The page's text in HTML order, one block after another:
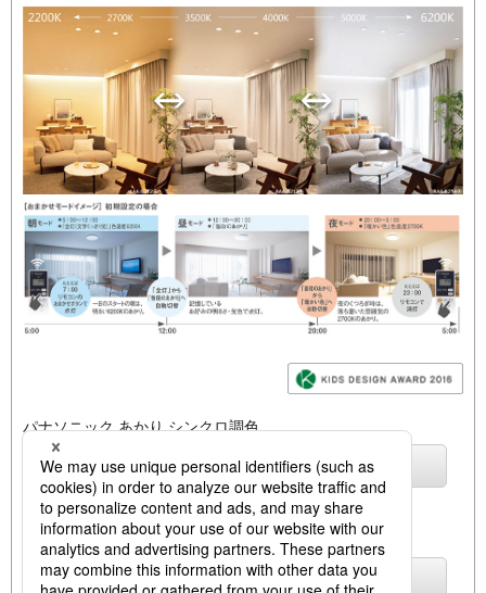
パナソニック あかり シンクロ調色
詳しくはこちら
LEDシーリングライト
おまかせモード機能
詳しくはこちら